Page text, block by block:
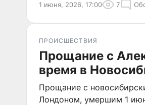
1 июня, 2026, 17:00 7
ПРОИСШЕСТВИЯ
Прощание с
время в
Прощание с
Лондоном, умершим 1